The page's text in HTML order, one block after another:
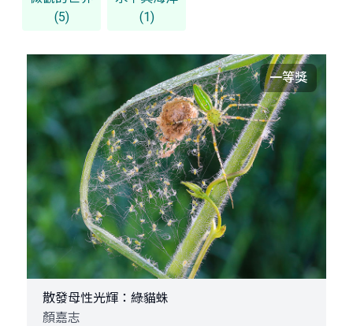
(5)
(1)
一等獎
散發母性光輝：綠貓蛛
顏嘉志